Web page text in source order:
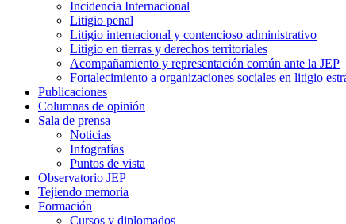
Incidencia Internacional
Litigio penal
Litigio internacional y contencioso administrativo
Litigio en tierras y derechos territoriales
Acompañamiento y representación común ante la JEP
Fortalecimiento a organizaciones sociales en litigio
Publicaciones
Columnas de opinión
Sala de prensa
Noticias
Infografías
Puntos de vista
Observatorio JEP
Tejiendo memoria
Formación
Cursos y diplomados